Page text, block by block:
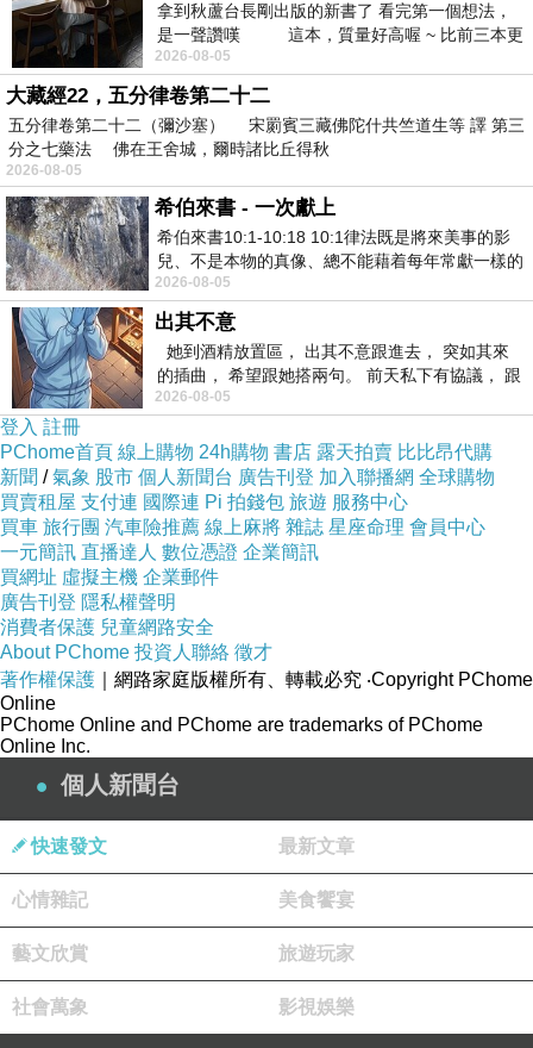
小武，一位小男孩將自己所看見所聽到的一
切，書寫於小說裡，在喧鬧的西門町紋身街，發
生太多故事，就算沒人願意相信，也要將自己從
小生長到大的「家」介紹給眾人知道，原來在樸
實的福爾摩沙中還存在這麼多淚水、仇恨、懊悔
與釋然...
《黑色的白貓》是諷刺也是嘲弄，有時刺青
是種救贖，在痛苦的深淵裡嘶吼，唯有找到歸屬
與認同感，才能向前邁進。
《縱身而跳》在該向前衝時便要衝，縱然前
面是懸崖，為了自己的目標，也要奮不顧身縱然
一躍。喜歡這種自然灑脫，在不侵犯別人的權利
下，努力爭取的想法，沒有嘗試怎麼會有成功?在
他人眼裡是飛蛾撲火，怎知在我心中卻是威武英
雄。
《小小的地方》描述孩童們純真的想像力，
有時看似小大人的問答，在面對恐懼時也不自覺
地展現出驚恐。樂園罈雖然只是孩子們的想像，
卻是門學問，怎樣在有限的空間中放進每個人的
夢想與希望，在創造理想國度時有牽扯不完的人
情與退讓。
運用井底之蛙的典故，來映襯《小小的地
方》，在這紋身街裡有著所有人的喜怒哀樂，這
已是小武的全部世界，逐漸長大所遇見的人事物
恰好與青蛙跳出井底相同，不斷在荊棘之路上尋
求可以自處的一席之地，面對無盡的大海，恍如
人生飄渺的虛無。
駒過隙，輕快沒壓力，猶如聽聞鄰居故事般自然
親近，沒有過多修飾詞語與真實人生相近，有時
起伏有時平實無華，少了許多高潮氣焰，卻有平
拿到秋蘆台長剛出版的新書了 看完第一個想法，
是一聲讚嘆 這本，質量好高喔 ~ 比前三本更
勝一
2026-08-05
大藏經22，五分律卷第二十二
五分律卷第二十二（彌沙塞） 宋罽賓三藏佛陀什共竺道生等 譯 第三
分之七藥法 佛在王舍城，爾時諸比丘得秋
2026-08-05
希伯來書 - 一次獻上
希伯來書10:1-10:18 10:1律法既是將來美事的影
兒、不是本物的真像、總不能藉着每年常獻一樣的
祭物、叫那近前來的人得以完全。 10
2026-08-05
出其不意
她到酒精放置區， 出其不意跟進去， 突如其來
的插曲， 希望跟她搭兩句。 前天私下有協議， 跟
著阿弟丟拉基
2026-08-05
登入 註冊
PChome首頁 線上購物 24h購物 書店 露天拍賣 比比昂代購
新聞 /氣象 股市 個人新聞台 廣告刊登 加入聯播網 全球購物
買賣租屋 支付連 國際連 Pi 拍錢包 旅遊 服務中心
買車 旅行團 汽車險推薦 線上麻將 雜誌 星座命理 會員中心
一元簡訊 直播達人 數位憑證 企業簡訊
買網址 虛擬主機 企業郵件
廣告刊登 隱私權聲明
消費者保護 兒童網路安全
About PChome 投資人聯絡 徵才
著作權保護 ｜網路家庭版權所有、轉載必究 ‧Copyright PChome
Online
PChome Online and PChome are trademarks of PChome
Online Inc.
個人新聞台
快速發文 最新文章
心情雜記 美食饗宴
藝文欣賞 旅遊玩家
社會萬象 影視娛樂